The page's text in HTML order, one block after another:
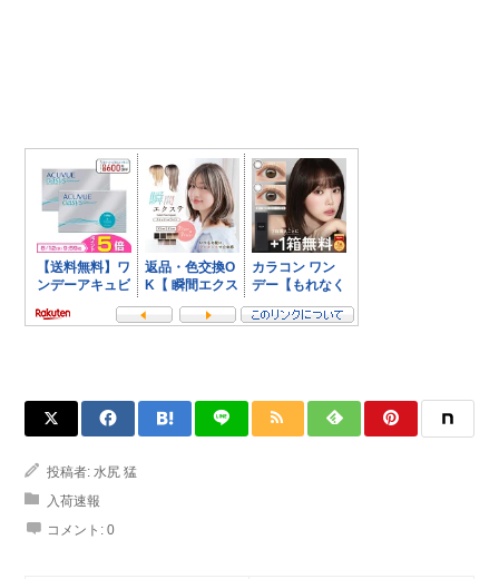
投稿者: 水尻 猛
入荷速報
コメント: 0